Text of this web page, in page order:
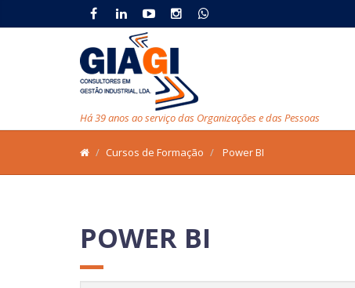
Há 39 anos ao serviço das Organizações e das Pessoas
Cursos de Formação Power BI
POWER BI